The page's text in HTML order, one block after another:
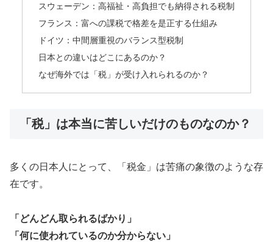
スウェーデン：高福祉・高負担でも納得される税制
フランス：富への課税で格差を是正する仕組み
ドイツ：中間層重視のバランス型税制
日本との違いはどこにあるのか？
なぜ海外では「税」が受け入れられるのか？
「税」は本当に苦しいだけのものなのか？
多くの日本人にとって、「税金」は苦痛の象徴のような存
在です。
「どんどん取られるばかり」
「何に使われているのか分からない」